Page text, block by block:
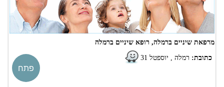
מרפאת שיניים ברמלה, רופא שיניים ברמלה
כתובת: רמלה , יוספטל 31
פתח